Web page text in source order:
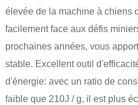
élevée de la machine à chiens
facilement face aux défis
prochaines années, vous
stable. Excellent outil
d'énergie: avec un ratio de
faible que 210J / g, il est plus